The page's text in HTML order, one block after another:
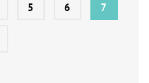
5 6 7